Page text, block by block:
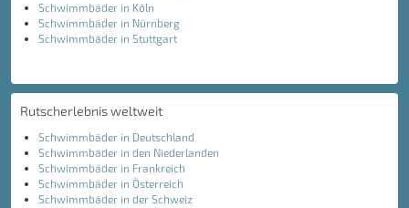
Schwimmbäder in Köln
Schwimmbäder in Nürnberg
Schwimmbäder in Stuttgart
Rutscherlebnis weltweit
Schwimmbäder in Deutschland
Schwimmbäder in den Niederlanden
Schwimmbäder in Frankreich
Schwimmbäder in Österreich
Schwimmbäder in der Schweiz